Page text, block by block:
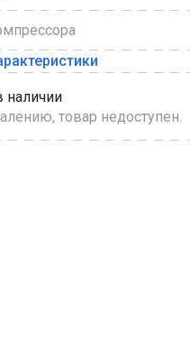
наличии
товар недоступен.